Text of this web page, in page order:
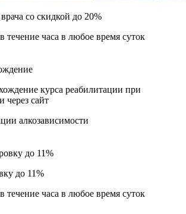
со скидкой до 20%
течение часа в любое время суток
курса реабилитации при
через сайт
алкозависимости
до 11%
течение часа в любое время суток